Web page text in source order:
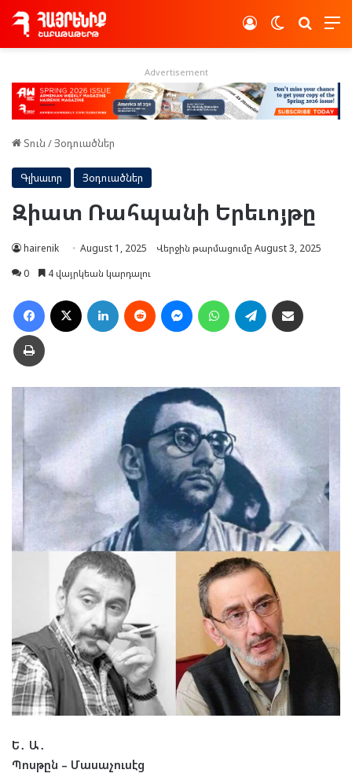
Switch skin
Log In
Advertisement
Տուն /Յօդուածներ
Գլխաւոր Յօդուածներ
Զիատ Ռահպանի Երեւոյթը
hairenik August 1, 2025
Վերջին թարմացումը August 3, 2025
0
4 վայրկեան կարդալու
Facebook LinkedIn Reddit MessengerWhatsAppTelegram
Տպել
Ե․ Ա․
Պոսթըն – Մասաչուսէց